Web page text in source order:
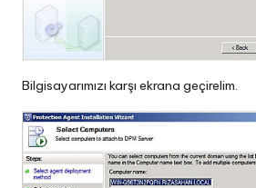
Bilgisayarımızı karşı ekrana geçirelim.